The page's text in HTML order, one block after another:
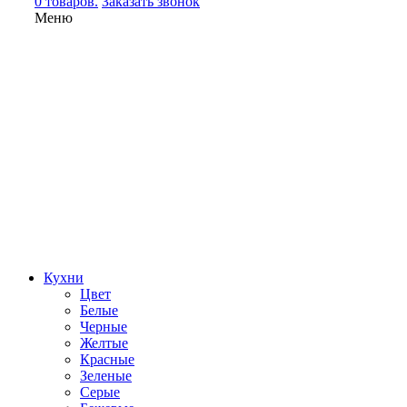
Меню
Кухни
Цвет
Белые
Черные
Желтые
Красные
Зеленые
Серые